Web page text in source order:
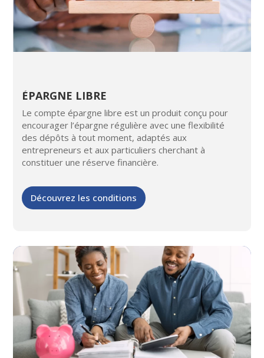
ÉPARGNE LIBRE
Le compte épargne libre est un produit conçu pour
encourager l’épargne régulière avec une flexibilité
des dépôts à tout moment, adaptés aux
entrepreneurs et aux particuliers cherchant à
constituer une réserve financière.
Découvrez les conditions